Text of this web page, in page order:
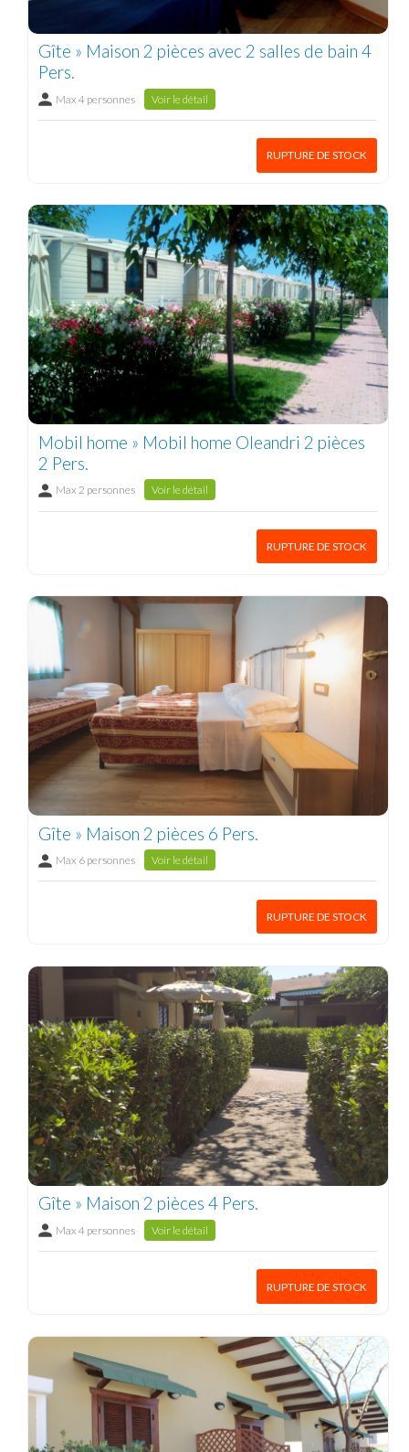
Gîte » Maison 2 pièces avec 2 salles de bain 4
Pers.
Max 4 personnes Voir le détail
RUPTURE DE STOCK
Mobil home » Mobil home Oleandri 2 pièces
2 Pers.
Max 2 personnes Voir le détail
RUPTURE DE STOCK
Gîte » Maison 2 pièces 6 Pers.
Max 6 personnes Voir le détail
RUPTURE DE STOCK
Gîte » Maison 2 pièces 4 Pers.
Max 4 personnes Voir le détail
RUPTURE DE STOCK